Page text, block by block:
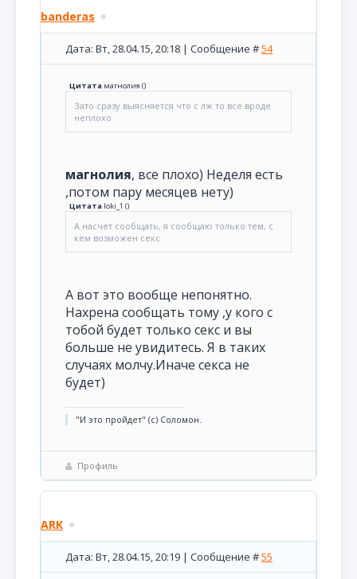
banderas
Дата: Вт, 28.04.15, 20:18 | Сообщение #54
Цитата магнолия ()
Зато сразу выясняется что с лж то все вроде
неплохо
магнолия, все плохо) Неделя есть
,потом пару месяцев нету)
Цитата loki_1 ()
А насчет сообщать, я сообщаю только тем, с
кем возможен секс
А вот это вообще непонятно.
Нахрена сообщать тому ,у кого с
тобой будет только секс и вы
больше не увидитесь. Я в таких
случаях молчу.Иначе секса не
будет)
"И это пройдет" (с) Соломон.
Профиль
ARK
Дата: Вт, 28.04.15, 20:19 | Сообщение #55